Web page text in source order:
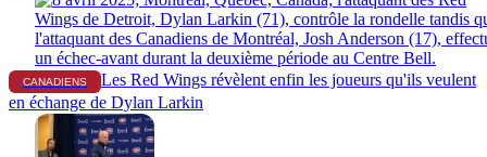
CANADIENS
Les Red Wings révèlent enfin les joueurs qu'ils veulent
en échange de Dylan Larkin